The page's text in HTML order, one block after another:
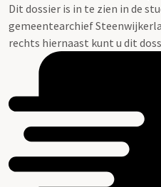
Dit dossier is in te zien in de
gemeentearchief
rechts hiernaast kunt u dit